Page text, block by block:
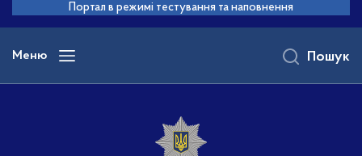
основного
вмісту
Портал в режимі тестування та наповнення
Меню Пошук